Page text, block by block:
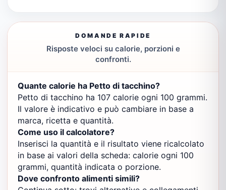
DOMANDE RAPIDE
Risposte veloci su calorie, porzioni e
confronti.
Quante calorie ha Petto di tacchino?
Petto di tacchino ha 107 calorie ogni 100 grammi.
Il valore è indicativo e può cambiare in base a
marca, ricetta e quantità.
Come uso il calcolatore?
Inserisci la quantità e il risultato viene ricalcolato
in base ai valori della scheda: calorie ogni 100
grammi, quantità indicata o porzione.
Dove confronto alimenti simili?